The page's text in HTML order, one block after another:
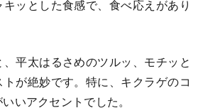
ッとした食感で、食べ応えがあり
平太はるさめのツルッ、モチッと
が絶妙です。特に、キクラゲのコ
いアクセントでした。